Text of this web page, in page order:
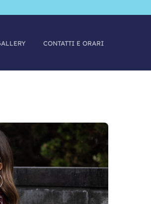
CONTATTI E ORARI